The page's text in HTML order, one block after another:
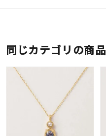
同じカテゴリの商品